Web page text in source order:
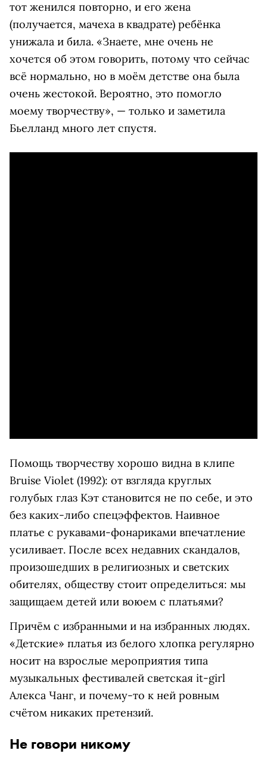
тот женился повторно, и его жена
(получается, мачеха в квадрате) ребёнка
унижала и била. «Знаете, мне очень не
хочется об этом говорить, потому что сейчас
всё нормально, но в моём детстве она была
очень жестокой. Вероятно, это помогло
моему творчеству», — только и заметила
Бьелланд много лет спустя.
Помощь творчеству хорошо видна в клипе
Bruise Violet (1992): от взгляда круглых
голубых глаз Кэт становится не по себе, и это
без каких-либо спецэффектов. Наивное
платье с рукавами-фонариками впечатление
усиливает. После всех недавних скандалов,
произошедших в религиозных и светских
обителях, обществу стоит определиться: мы
защищаем детей или воюем с платьями?
Причём с избранными и на избранных людях.
«Детские» платья из белого хлопка регулярно
носит на взрослые мероприятия типа
музыкальных фестивалей светская it-girl
Алекса Чанг, и почему-то к ней ровным
счётом никаких претензий.
Не говори никому